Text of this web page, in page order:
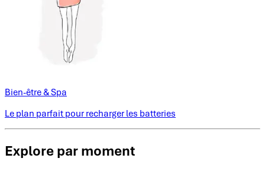
Bien-être & Spa
Le plan parfait pour recharger les batteries
Explore par moment